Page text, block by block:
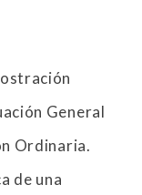
General
Ordinaria.
de una